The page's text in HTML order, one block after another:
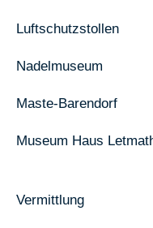
Luftschutzstollen
Nadelmuseum
Maste-Barendorf
Museum Haus
Vermittlung